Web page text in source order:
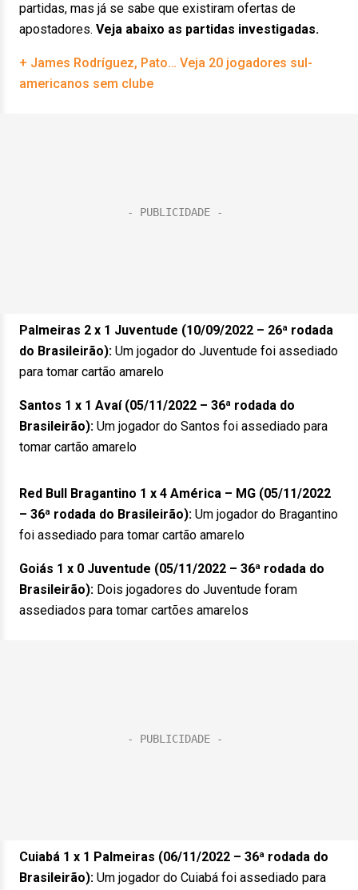
partidas, mas já se sabe que existiram ofertas de
apostadores. Veja abaixo as partidas investigadas.
+ James Rodríguez, Pato… Veja 20 jogadores sul-
americanos sem clube
Palmeiras 2 x 1 Juventude (10/09/2022 – 26ª rodada
do Brasileirão): Um jogador do Juventude foi assediado
para tomar cartão amarelo
Santos 1 x 1 Avaí (05/11/2022 – 36ª rodada do
Brasileirão): Um jogador do Santos foi assediado para
tomar cartão amarelo
Red Bull Bragantino 1 x 4 América – MG (05/11/2022
– 36ª rodada do Brasileirão): Um jogador do Bragantino
foi assediado para tomar cartão amarelo
Goiás 1 x 0 Juventude (05/11/2022 – 36ª rodada do
Brasileirão): Dois jogadores do Juventude foram
assediados para tomar cartões amarelos
Cuiabá 1 x 1 Palmeiras (06/11/2022 – 36ª rodada do
Brasileirão): Um jogador do Cuiabá foi assediado para